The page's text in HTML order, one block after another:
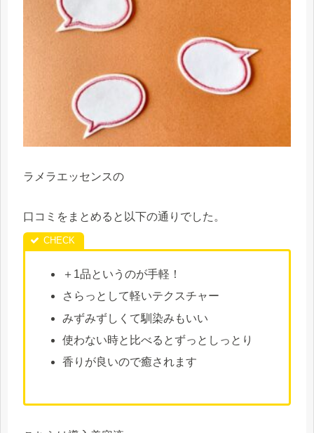
ラメラエッセンスの
口コミをまとめると以下の通りでした。
＋1品というのが手軽！
さらっとして軽いテクスチャー
みずみずしくて馴染みもいい
使わない時と比べるとずっとしっとり
香りが良いので癒されます